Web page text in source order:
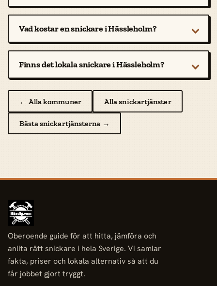
Vad kostar en snickare i Hässleholm?
Finns det lokala snickare i Hässleholm?
← Alla kommuner Alla snickartjänster
Bästa snickartjänsterna →
Oberoende guide för att hitta, jämföra och
anlita rätt snickare i hela Sverige. Vi samlar
fakta, priser och lokala alternativ så att du
får jobbet gjort tryggt.